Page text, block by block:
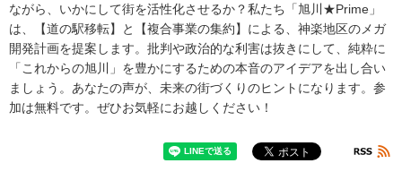
ながら、いかにして街を活性化させるか？私たち「旭川★Prime」
は、【道の駅移転】と【複合事業の集約】による、神楽地区のメガ
開発計画を提案します。批判や政治的な利害は抜きにして、純粋に
「これからの旭川」を豊かにするための本音のアイデアを出し合い
ましょう。あなたの声が、未来の街づくりのヒントになります。参
加は無料です。ぜひお気軽にお越しください！